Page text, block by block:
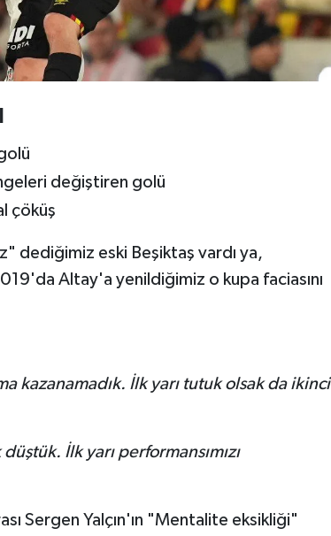
değiştiren golü
çöküş
dediğimiz eski Beşiktaş vardı ya,
Altay'a yenildiğimiz o kupa faciasını
kazanamadık. İlk yarı tutuk olsak da ikinci
İlk yarı performansımızı
Sergen Yalçın'ın "Mentalite eksikliği"